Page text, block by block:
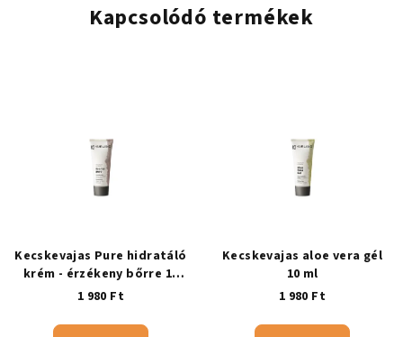
Kapcsolódó termékek
Kecskevajas Pure hidratáló
krém - érzékeny bőrre 10
ml
1 980 Ft
Kecskevajas aloe vera gél
10 ml
1 980 Ft